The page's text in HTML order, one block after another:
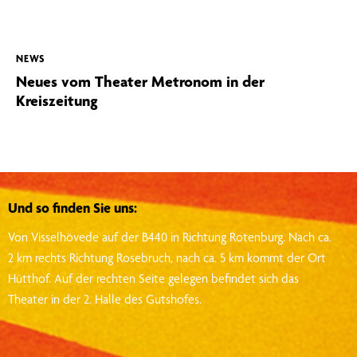
NEWS
Neues vom Theater Metronom in der
Kreiszeitung
Und so finden Sie uns:
Von Visselhövede auf der B440 in Richtung Rotenburg. Nach ca.
2 km rechts Richtung Rosebruch, nach ca. 5 km kommt der Ort
Hütthof. Auf der rechten Seite gelegen befindet sich das
Theater in der 2. Halle des Gutshofes.